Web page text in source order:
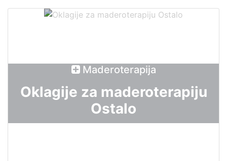
Maderoterapija
Oklagije za maderoterapiju
Ostalo